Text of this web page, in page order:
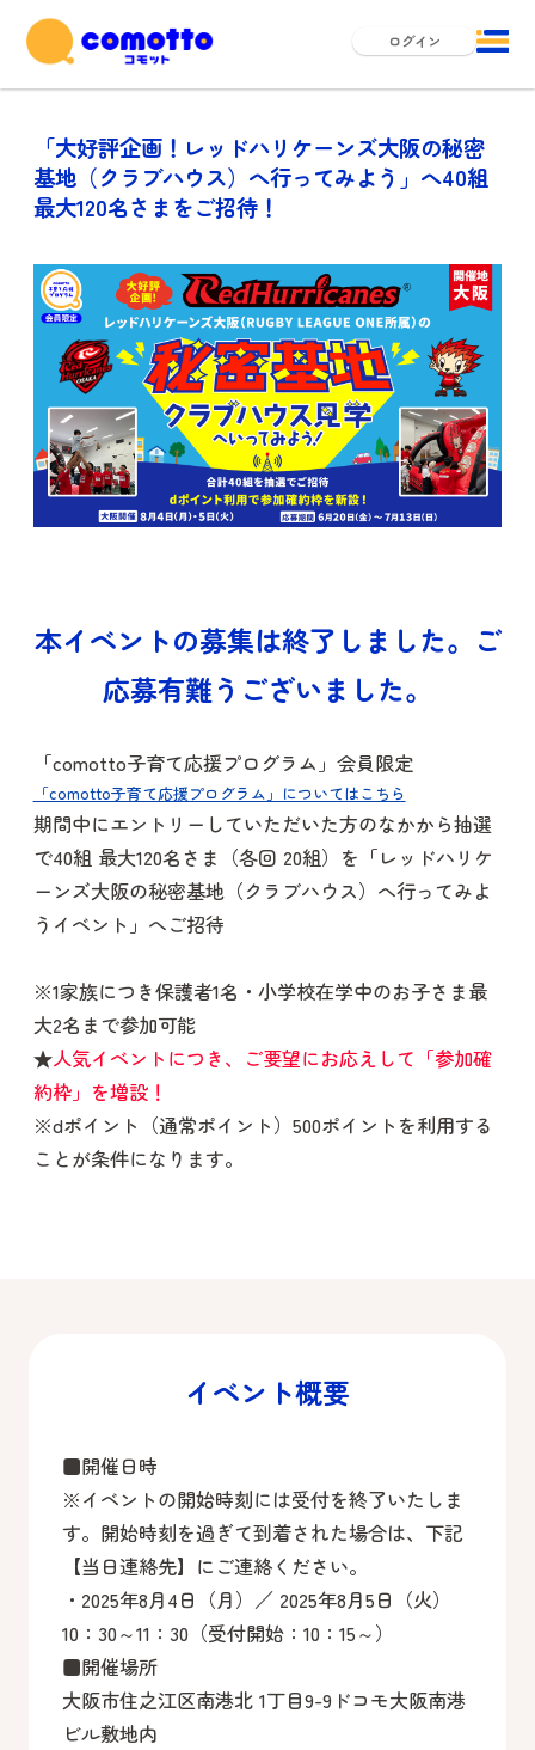
ログイン
「大好評企画！レッドハリケーンズ大阪の秘密
基地（クラブハウス）へ行ってみよう」へ40組
最大120名さまをご招待！
本イベントの募集は終了しました。ご
応募有難うございました。
「comotto子育て応援プログラム」会員限定
「comotto子育て応援プログラム」についてはこちら
期間中にエントリーしていただいた方のなかから抽選
で40組 最大120名さま（各回 20組）を「レッドハリケ
ーンズ大阪の秘密基地（クラブハウス）へ行ってみよ
うイベント」へご招待
※1家族につき保護者1名・小学校在学中のお子さま最
大2名まで参加可能
★人気イベントにつき、ご要望にお応えして「参加確
約枠」を増設！
※dポイント（通常ポイント）500ポイントを利用する
ことが条件になります。
イベント概要
■開催日時
※イベントの開始時刻には受付を終了いたしま
す。開始時刻を過ぎて到着された場合は、下記
【当日連絡先】にご連絡ください。
・2025年8月4日（月）／ 2025年8月5日（火）
10：30～11：30（受付開始：10：15～）
■開催場所
大阪市住之江区南港北 1丁目9-9ドコモ大阪南港
ビル敷地内